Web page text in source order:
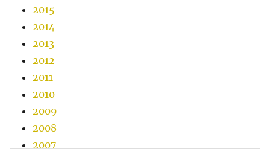
2015
2014
2013
2012
2011
2010
2009
2008
2007